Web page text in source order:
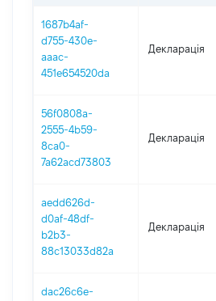
1687b4af-
d755-430e-
aaac-
451e654520da
Декларація
56f0808a-
2555-4b59-
8ca0-
7a62acd73803
Декларація
aedd626d-
d0af-48df-
b2b3-
88c13033d82a
Декларація
dac26c6e-